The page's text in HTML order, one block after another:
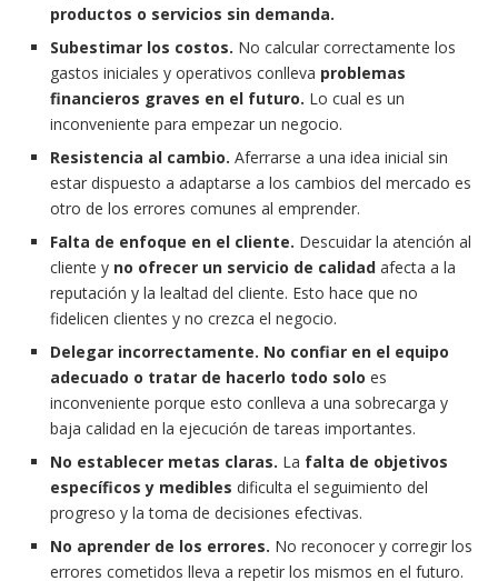
productos o servicios sin demanda.
Subestimar los costos. No calcular correctamente los
gastos iniciales y operativos conlleva problemas
financieros graves en el futuro. Lo cual es un
inconveniente para empezar un negocio.
Resistencia al cambio. Aferrarse a una idea inicial sin
estar dispuesto a adaptarse a los cambios del mercado es
otro de los errores comunes al emprender.
Falta de enfoque en el cliente. Descuidar la atención al
cliente y no ofrecer un servicio de calidad afecta a la
reputación y la lealtad del cliente. Esto hace que no
fidelicen clientes y no crezca el negocio.
Delegar incorrectamente. No confiar en el equipo
adecuado o tratar de hacerlo todo solo es
inconveniente porque esto conlleva a una sobrecarga y
baja calidad en la ejecución de tareas importantes.
No establecer metas claras. La falta de objetivos
específicos y medibles dificulta el seguimiento del
progreso y la toma de decisiones efectivas.
No aprender de los errores. No reconocer y corregir los
errores cometidos lleva a repetir los mismos en el futuro.